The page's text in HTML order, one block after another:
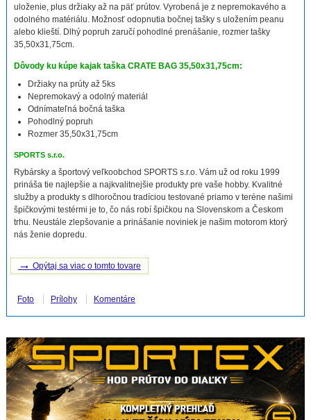
uloženie, plus držiaky až na päť prútov. Vyrobená je z nepremokavého a
odolného matériálu. Možnosť odopnutia bočnej tašky s uložením peanu
alebo klieští. Dlhý popruh zaručí pohodlné prenášanie, rozmer tašky
35,50x31,75cm.
Dôvody ku kúpe kajak taška CRATE BAG 35,50x31,75cm:
Držiaky na prúty až 5ks
Nepremokavý a odolný materiál
Odnímateľná bočná taška
Pohodlný popruh
Rozmer 35,50x31,75cm
SPORTS s.r.o.
Rybársky a športový veľkoobchod SPORTS s.r.o. Vám už od roku 1999
prináša tie najlepšie a najkvalitnejšie produkty pre vaše hobby. Kvalitné
služby a produkty s dlhoročnou tradíciou testované priamo v teréne našimi
špičkovými testérmi je to, čo nás robí špičkou na Slovenskom a Českom
trhu. Neustále zlepšovanie a prinášanie noviniek je našim motorom ktorý
nás ženie dopredu.
→ Opýtaj sa viac o tomto tovare
Foto Prílohy Komentáre